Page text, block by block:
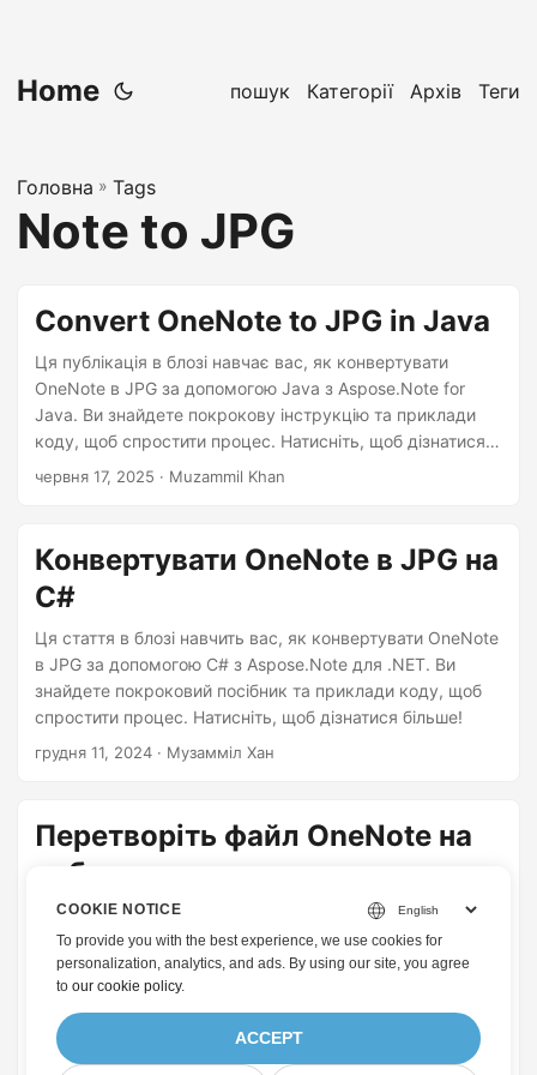
Home пошук Категорії Архів Теги
Головна » Tags
Note to JPG
Convert OneNote to JPG in Java
Ця публікація в блозі навчає вас, як конвертувати
OneNote в JPG за допомогою Java з Aspose.Note for
Java. Ви знайдете покрокову інструкцію та приклади
коду, щоб спростити процес. Натисніть, щоб дізнатися
червня 17, 2025 · Muzammil Khan
Конвертувати OneNote в JPG на
C#
Ця стаття в блозі навчить вас, як конвертувати OneNote
в JPG за допомогою C# з Aspose.Note для .NET. Ви
знайдете покроковий посібник та приклади коду, щоб
спростити процес. Натисніть, щоб дізнатися більше!
грудня 11, 2024 · Музамміл Хан
Перетворіть файл OneNote на
зображення програмним
шляхом за допомогою Java
Створення цифрових нотаток сьогодні схоже на
повсякденну діяльність. Багато людей ведуть записи,
іншого. Ви можете програмно перетворити такі нотатки
на зображення за допомогою Java. Файл OneNote
червня 14, 2021· Фархан Раза
COOKIE NOTICE
To provide you with the best experience, we use cookies for
personalization, analytics, and ads. By using our site, you agree
toour cookie policy.
ACCEPT